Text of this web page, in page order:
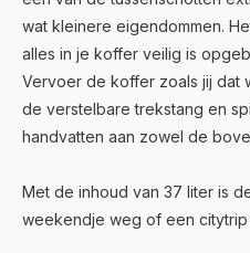
wat kleinere eigendommen.
alles in je koffer veilig is
Vervoer de koffer zoals jij dat
de verstelbare trekstang en
handvatten aan zowel de
Met de inhoud van 37 liter is
weekendje weg of een citytrip